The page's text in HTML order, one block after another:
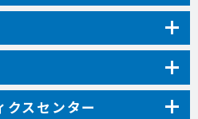
クスセンター